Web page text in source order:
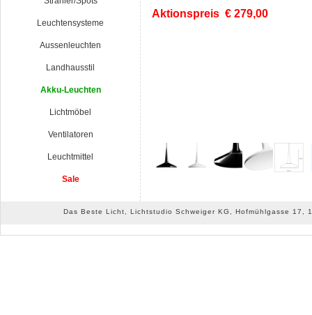
Leuchtensysteme
Aussenleuchten
Landhausstil
Akku-Leuchten
Lichtmöbel
Ventilatoren
Leuchtmittel
Sale
Aktionspreis € 279,00
Das Beste Licht, Lichtstudio Schweiger KG, Hofmühlgasse